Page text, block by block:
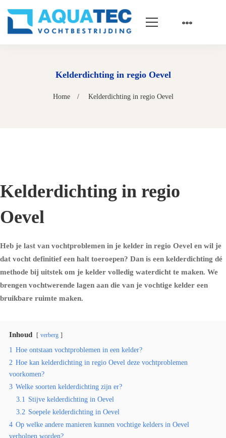
Kelderdichting in regio Oevel
Home Kelderdichting in regio Oevel
Kelderdichting in regio
Oevel
Heb je last van vochtproblemen in je kelder in regio Oevel en wil je
dat vocht definitief een halt toeroepen? Dan is een kelderdichting dé
methode bij uitstek om je kelder volledig waterdicht te maken. We
brengen vochtwerende lagen aan die van je vochtige kelder een
bruikbare ruimte maken.
Inhoud verberg
1 Hoe ontstaan vochtproblemen in een kelder?
2 Hoe kan kelderdichting in regio Oevel deze vochtproblemen
voorkomen?
3 Welke soorten kelderdichting zijn er?
3.1 Stijve kelderdichting in Oevel
3.2 Soepele kelderdichting in Oevel
4 Op welke andere manieren kunnen vochtige kelders in Oevel
verholpen worden?